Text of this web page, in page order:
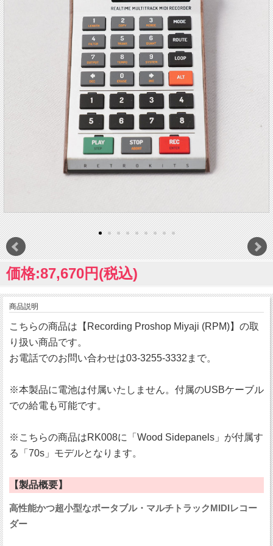
価格:87,670円(税込)
商品説明
こちらの商品は【Recording Proshop Miyaji (RPM)】の取
り扱い商品です。
お電話でのお問い合わせは03-3255-3332まで。
※本製品に電池は付属いたしません。付属のUSBケーブル
での給電も可能です。
※こちらの商品はRK008に「Wood Sidepanels」が付属す
る「70s」モデルとなります。
【製品概要】
高性能かつ超小型なポータブル・マルチトラックMIDIレコー
ダー